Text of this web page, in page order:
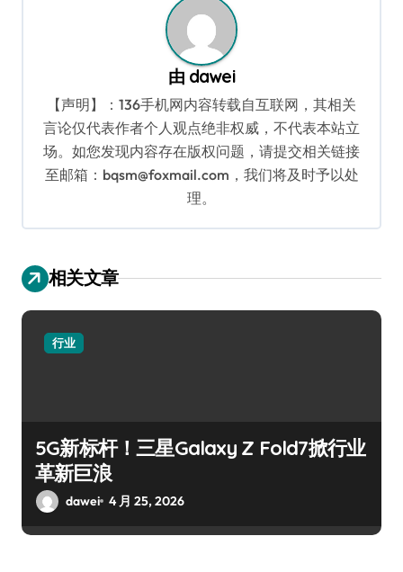
由 dawei
【声明】：136手机网内容转载自互联网，其相关
言论仅代表作者个人观点绝非权威，不代表本站立
场。如您发现内容存在版权问题，请提交相关链接
至邮箱：bqsm@foxmail.com，我们将及时予以处
理。
相关文章
行业
5G新标杆！三星Galaxy Z Fold7掀行业
革新巨浪
dawei 4 月 25, 2026